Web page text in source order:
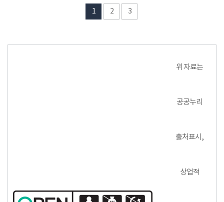
1 2 3
위 자료는
공공누리
출처표시,
상업적